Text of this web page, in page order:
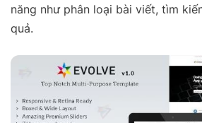
năng như phân loại bài viết, tìm
quả.